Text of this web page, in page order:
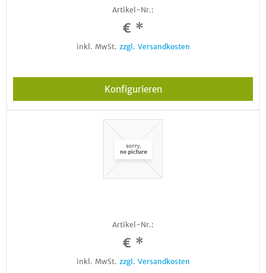
Artikel-Nr.:
€ *
inkl. MwSt. zzgl. Versandkosten
Konfigurieren
Artikel-Nr.:
€ *
inkl. MwSt. zzgl. Versandkosten